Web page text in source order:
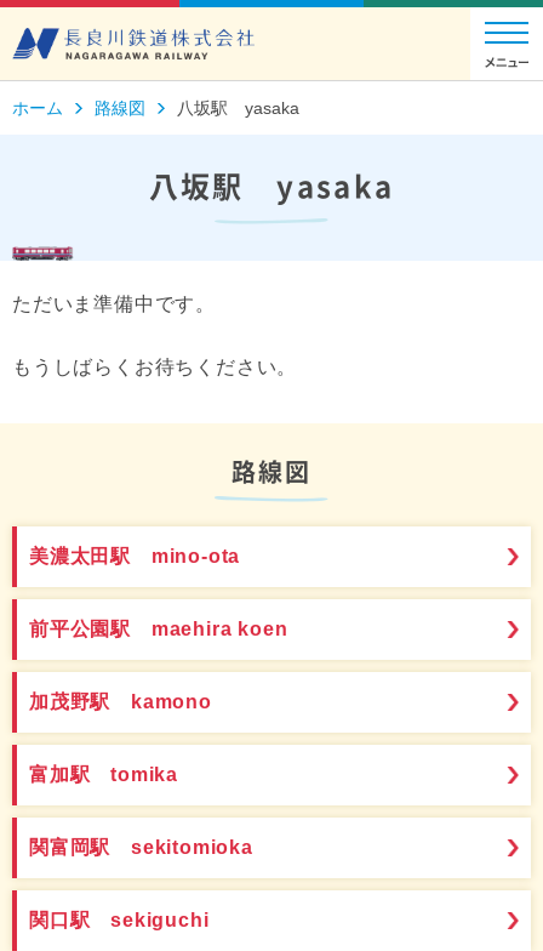
ホーム 路線図 八坂駅 yasaka
八坂駅 yasaka
ただいま準備中です。
もうしばらくお待ちください。
路線図
美濃太田駅 mino-ota
前平公園駅 maehira koen
加茂野駅 kamono
富加駅 tomika
関富岡駅 sekitomioka
関口駅 sekiguchi